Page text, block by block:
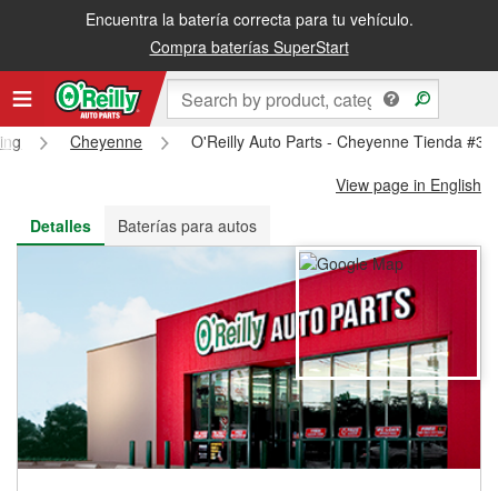
Encuentra la batería correcta para tu vehículo.
Compra baterías SuperStart
Recibe tu orden gratis al día siguiente o recógela en la tienda
Cheyenne
O'Reilly Auto Parts - Cheyenne Tienda
View page in English
Detalles
Baterías para autos